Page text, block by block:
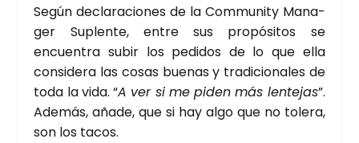
Según decla­ra­cio­nes de la Com­mu­nity Mana­
ger Suplen­te, entre sus pro­pó­si­tos se
encuen­tra subir los pedi­dos de lo que ella
con­si­de­ra las cosas bue­nas y tra­di­cio­na­les de
toda la vida. “A ver si me piden más len­te­jas”.
Ade­más, aña­de, que si hay algo que no tole­ra,
son los tacos.